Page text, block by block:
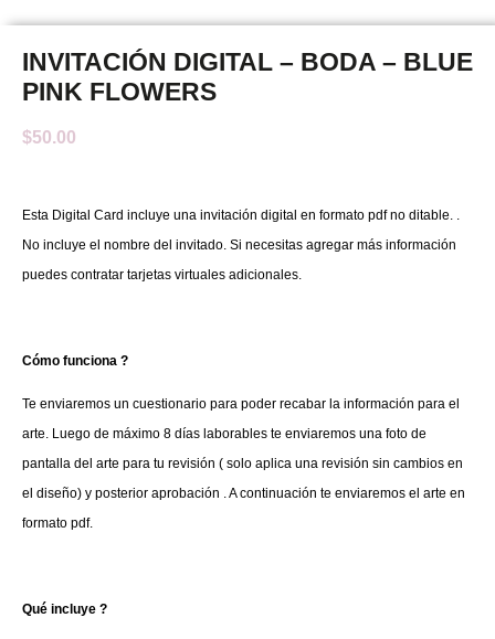
INVITACIÓN DIGITAL – BODA – BLUE
PINK FLOWERS
$50.00
Esta Digital Card incluye una invitación digital en formato pdf no ditable. .
No incluye el nombre del invitado. Si necesitas agregar más información
puedes contratar tarjetas virtuales adicionales.
Cómo funciona ?
Te enviaremos un cuestionario para poder recabar la información para el
arte. Luego de máximo 8 días laborables te enviaremos una foto de
pantalla del arte para tu revisión ( solo aplica una revisión sin cambios en
el diseño) y posterior aprobación . A continuación te enviaremos el arte en
formato pdf.
Qué incluye ?